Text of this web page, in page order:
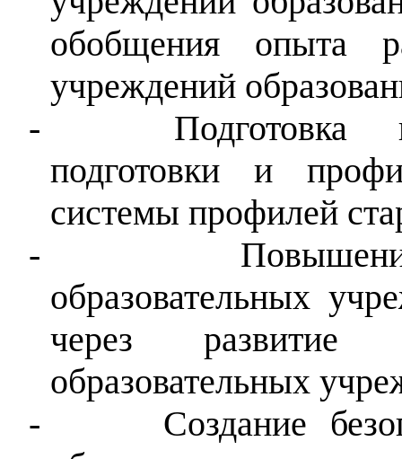
обобщения опыта
учреждений
-
Подготовка
подготовки и
системы профилей
-
образовательных
через развитие
образовательных
-
Создание